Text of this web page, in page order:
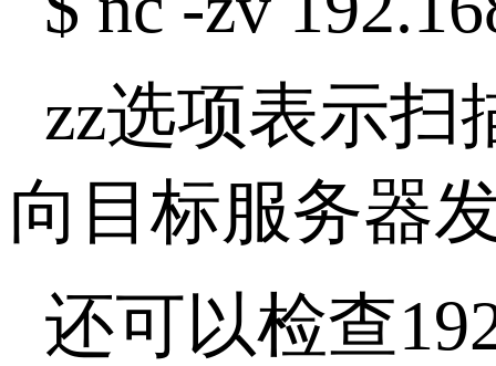
zz选项表示扫
向目标服务器
还可以检查